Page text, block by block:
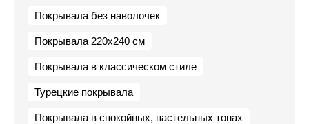
Покрывала без наволочек
Покрывала 220х240 см
Покрывала в классическом стиле
Турецкие покрывала
Покрывала в спокойных, пастельных тонах